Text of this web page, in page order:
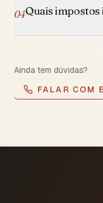
04Quais
Ainda tem dúvidas?
FALAR COM